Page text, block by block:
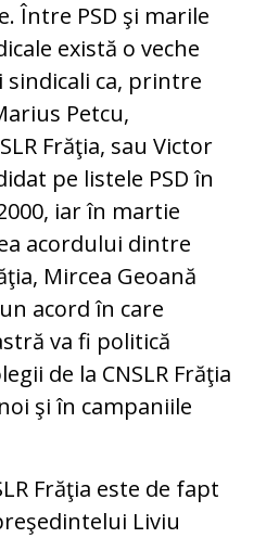
Între PSD şi marile
există o veche
sindicali ca, printre
Petcu,
Frăţia, sau Victor
pe listele PSD în
iar în martie
acordului dintre
Mircea Geoană
acord în care
va fi politică
de la CNSLR Frăţia
şi în campaniile
Frăţia este de fapt
Liviu